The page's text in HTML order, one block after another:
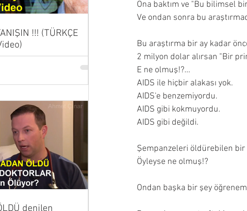
Ona baktım ve "Bu bilimsel
Ve ondan sonra bu
Bu araştırma bir ay kadar
2 milyon dolar alırsan "Bir
E ne olmuş!?...
AIDS ile hiçbir alakası yok.
AIDS'e benzemiyordu.
AIDS gibi kokmuyordu.
AIDS gibi değildi.
Şempanzeleri öldürebilen
Öyleyse ne olmuş!?
Ondan başka bir şey
!!! (TÜRKÇE
denilen